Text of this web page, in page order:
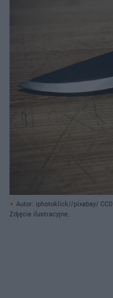
Autor: iphotoklick//pixabay/ CC0
Zdjęcie ilustracyjne.